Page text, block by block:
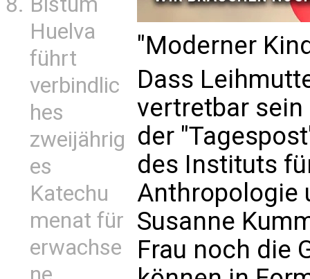
Huelva
führt
verbindlic
hes
zweijährig
es
Katechu
menat für
erwachse
"Moderner
Dass
vertretbar
der
des Instituts
Anthropologie
Susanne
Frau noch die